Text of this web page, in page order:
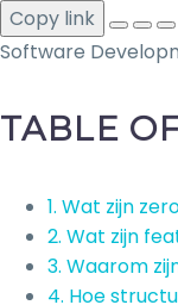
Copy link
Software
TABLE
1. Wat zijn
2. Wat zijn
3. Waarom
4. Hoe